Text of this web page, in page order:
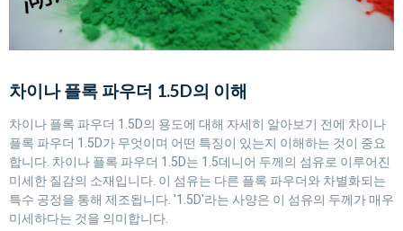
차이나 플록 파우더 1.5D의 이해
차이나 플록 파우더 1.5D의 용도에 대해 자세히 알아보기 전에 차이나
플록 파우더 1.5D가 무엇이며 어떤 특징이 있는지 이해하는 것이 중요
합니다. 차이나 플록 파우더 1.5D는 1.5데니어 두께의 섬유로 이루어진
미세한 질감의 소재입니다. 이 섬유는 다른 플록 파우더와 차별화되는
특수 공정을 통해 제조됩니다. '1.5D'라는 사양은 이 섬유의 두께가 매우
미세하다는 것을 의미합니다.